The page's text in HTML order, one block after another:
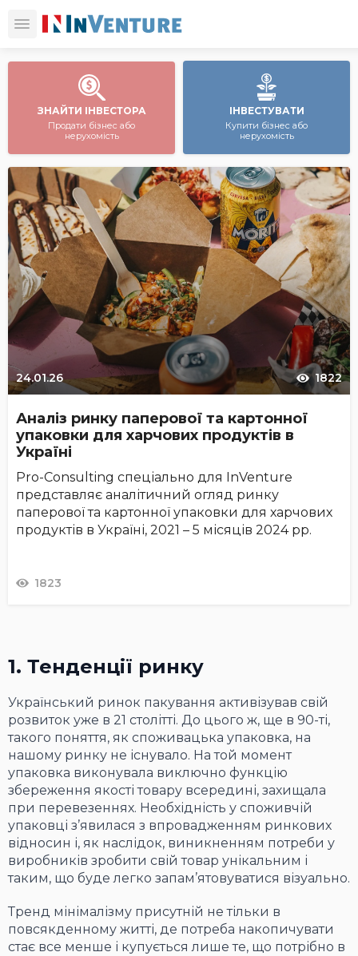
ЗНАЙТИ ІНВЕСТОРА
Продати бізнес або
нерухомість
ІНВЕСТУВАТИ
Купити бізнес або
нерухомість
24.01.26 1822
Аналіз ринку паперової та картонної
упаковки для харчових продуктів в
Україні
Pro-Consulting спеціально для InVenture
представляє аналітичний огляд ринку
паперової та картонної упаковки для харчових
продуктів в Україні, 2021 – 5 місяців 2024 рр.
1823
1. Тенденції ринку
Український ринок пакування активізував свій
розвиток уже в 21 столітті. До цього ж, ще в 90-ті,
такого поняття, як споживацька упаковка, на
нашому ринку не існувало. На той момент
упаковка виконувала виключно функцію
збереження якості товару всередині, захищала
при перевезеннях. Необхідність у споживчій
упаковці з’явилася з впровадженням ринкових
відносин і, як наслідок, виникненням потреби у
виробників зробити свій товар унікальним і
таким, що буде легко запам’ятовуватися візуально.
Тренд мінімалізму присутній не тільки в
повсякденному житті, де потреба накопичувати
стає все менше і купується лише те, що потрібно в